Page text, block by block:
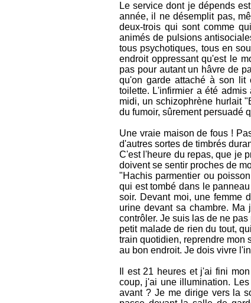
Le service dont je dépends
année, il ne désemplit pas,
deux-trois qui sont comme
animés de pulsions
tous psychotiques, tous en
endroit oppressant qu'est le
pas pour autant un hâvre de
qu'on garde attaché à son lit
toilette. L'infirmier a été
midi, un schizophrène hurlait
du fumoir, sûrement persuadé
Une vraie maison de fous !
d'autres sortes de timbrés
C'est l'heure du repas, que je
doivent se sentir proches de
"Hachis parmentier ou
qui est tombé dans le
soir. Devant moi, une femme
urine devant sa chambre. Ma
contrôler. Je suis las de ne
petit malade de rien du tout,
train quotidien, reprendre mon
au bon endroit. Je dois vivre
Il est 21 heures et j'ai fini
coup, j'ai une illumination.
avant ? Je me dirige vers la